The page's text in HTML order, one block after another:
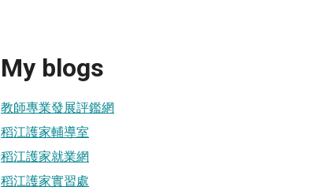
My blogs
教師專業發展評鑑網
稻江護家輔導室
稻江護家就業網
稻江護家實習處